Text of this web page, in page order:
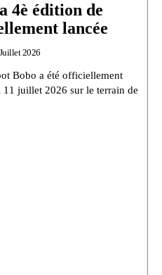
4è édition de
lancée
2026
Bobo a été officiellement
11 juillet 2026 sur le terrain de